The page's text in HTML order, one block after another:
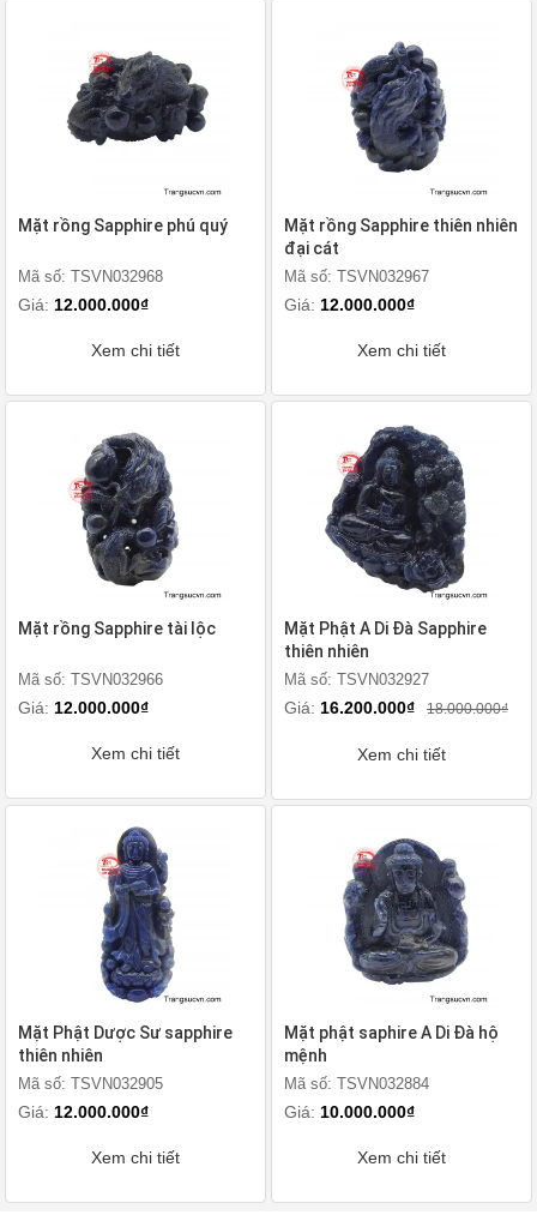
Mặt rồng Sapphire phú quý
Mã số: TSVN032968
Giá: 12.000.000₫
Xem chi tiết
Mặt rồng Sapphire thiên nhiên
đại cát
Mã số: TSVN032967
Giá: 12.000.000₫
Xem chi tiết
Mặt rồng Sapphire tài lộc
Mã số: TSVN032966
Giá: 12.000.000₫
Xem chi tiết
Mặt Phật A Di Đà Sapphire
thiên nhiên
Mã số: TSVN032927
Giá: 16.200.000₫ 18.000.000₫
Xem chi tiết
Mặt Phật Dược Sư sapphire
thiên nhiên
Mã số: TSVN032905
Giá: 12.000.000₫
Xem chi tiết
Mặt phật saphire A Di Đà hộ
mệnh
Mã số: TSVN032884
Giá: 10.000.000₫
Xem chi tiết